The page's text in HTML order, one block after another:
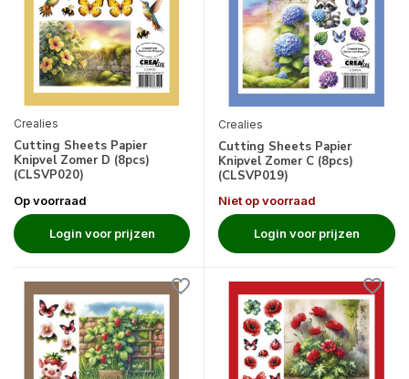
Crealies
Cutting Sheets Papier
Knipvel Zomer D (8pcs)
(CLSVP020)
Op voorraad
Login voor prijzen
Crealies
Cutting Sheets Papier
Knipvel Zomer C (8pcs)
(CLSVP019)
Niet op voorraad
Login voor prijzen